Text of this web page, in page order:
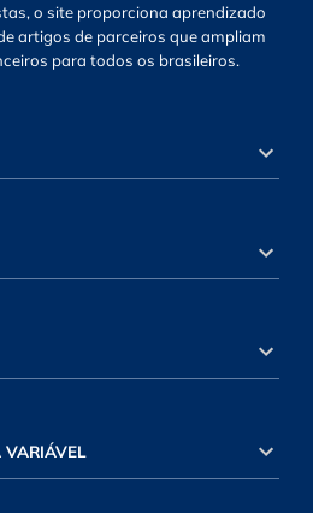
o site proporciona aprendizado
artigos de parceiros que ampliam
para todos os brasileiros.
VARIÁVEL